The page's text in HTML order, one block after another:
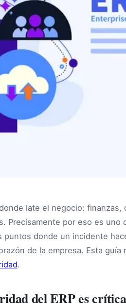
late el negocio:
Precisamente por eso es
puntos donde un incidente
de la empresa. Esta
.
del ERP es crítica